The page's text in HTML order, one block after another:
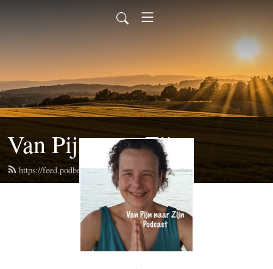
Van Pijn naar Zijn
https://feed.podbean.com/vanpijnnaarzijn/feed.xml